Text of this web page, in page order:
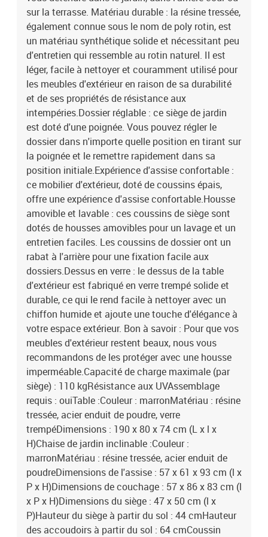
é)Dimensions du coussin de dossier : 66 x 48 x 11 cm (L x l x é)La
livraison contient :1 x table de jardin6 x chaise de jardin
inclinable6 x coussin de dossier6 x coussin de siège avec housse
amovible et lavable
sur la terrasse. Matériau durable : la résine tressée,
également connue sous le nom de poly rotin, est
un matériau synthétique solide et nécessitant peu
d'entretien qui ressemble au rotin naturel. Il est
léger, facile à nettoyer et couramment utilisé pour
les meubles d'extérieur en raison de sa durabilité
et de ses propriétés de résistance aux
intempéries.Dossier réglable : ce siège de jardin
est doté d'une poignée. Vous pouvez régler le
dossier dans n'importe quelle position en tirant sur
la poignée et le remettre rapidement dans sa
position initiale.Expérience d'assise confortable :
ce mobilier d'extérieur, doté de coussins épais,
offre une expérience d'assise confortable.Housse
amovible et lavable : ces coussins de siège sont
dotés de housses amovibles pour un lavage et un
entretien faciles. Les coussins de dossier ont un
rabat à l'arrière pour une fixation facile aux
dossiers.Dessus en verre : le dessus de la table
d'extérieur est fabriqué en verre trempé solide et
durable, ce qui le rend facile à nettoyer avec un
chiffon humide et ajoute une touche d'élégance à
votre espace extérieur. Bon à savoir : Pour que vos
meubles d'extérieur restent beaux, nous vous
recommandons de les protéger avec une housse
imperméable.Capacité de charge maximale (par
siège) : 110 kgRésistance aux UVAssemblage
requis : ouiTable :Couleur : marronMatériau : résine
tressée, acier enduit de poudre, verre
trempéDimensions : 190 x 80 x 74 cm (L x l x
H)Chaise de jardin inclinable :Couleur :
marronMatériau : résine tressée, acier enduit de
poudreDimensions de l'assise : 57 x 61 x 93 cm (l x
P x H)Dimensions de couchage : 57 x 86 x 83 cm (l
x P x H)Dimensions du siège : 47 x 50 cm (l x
P)Hauteur du siège à partir du sol : 44 cmHauteur
des accoudoirs à partir du sol : 64 cmCoussin